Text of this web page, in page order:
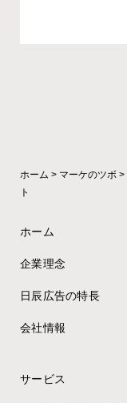
ホーム > マーケのツボ >
ト
ホーム
企業理念
日辰広告の特長
会社情報
サービス